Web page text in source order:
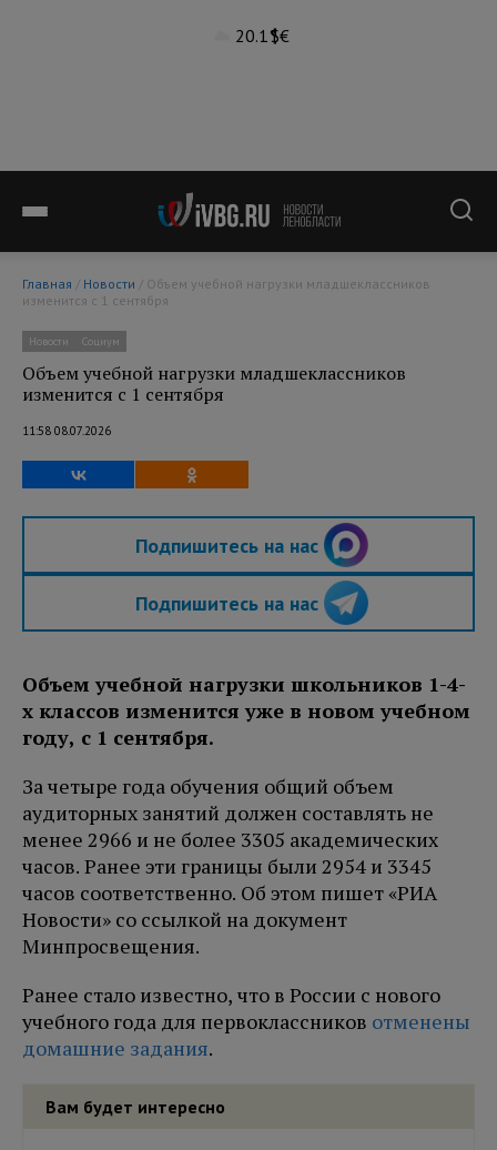
20.1°$€
Главная / Новости
изменится с 1 сентября
Новости Социум
Объем учебной нагрузки младшеклассников
изменится с 1 сентября
11:58 08.07.2026
Подпишитесь на нас
Подпишитесь на нас
Объем учебной нагрузки школьников 1-4-
х классов изменится уже в новом учебном
году, с 1 сентября.
За четыре года обучения общий объем
аудиторных занятий должен составлять не
менее 2966 и не более 3305 академических
часов. Ранее эти границы были 2954 и 3345
часов соответственно. Об этом пишет «РИА
Новости» со ссылкой на документ
Минпросвещения.
Ранее стало известно, что в России с нового
учебного года для первоклассников отменены
домашние задания.
Вам будет интересно